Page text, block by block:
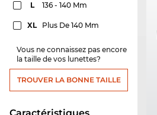
L 136 - 140 Mm
XL Plus De 140 Mm
Vous ne connaissez pas encore
la taille de vos lunettes?
TROUVER LA BONNE TAILLE